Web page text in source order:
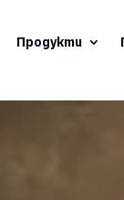
Продукти